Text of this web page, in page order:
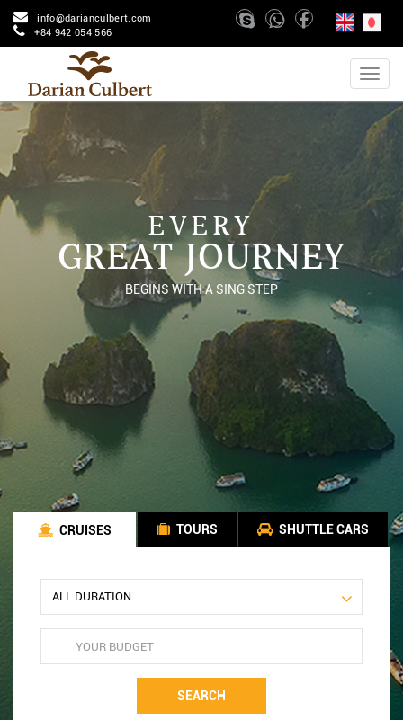
info@darianculbert.com
+84 942 054 566
EVERY
GREAT JOURNEY
BEGINS WITH A SING STEP
CRUISES TOURS SHUTTLE CARS
SEARCH